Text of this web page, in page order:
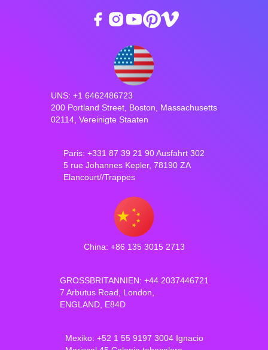
UNS: +1 6462486723
200 Portland Street, Boston, Massachusetts
02114, Vereinigte Staaten
Paris: +331 87 39 21 90 Ausfahrt 302
5 rue Johannes Kepler, 78190 ZA
Elancourt//Trappes
China: +86 135 3015 2713
GROSSBRITANNIEN: +44 2037446721
7 Arbutus Road, London,
ENGLAND, E84D
Mexiko: +52 1 55 9197 3004 Ignacio